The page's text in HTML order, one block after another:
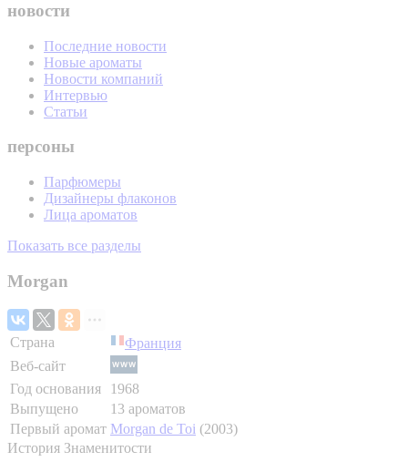
новости
Последние новости
Новые ароматы
Новости компаний
Интервью
Статьи
персоны
Парфюмеры
Дизайнеры флаконов
Лица ароматов
Показать все разделы
Morgan
Страна
Франция
Веб-сайт
Год основания
1968
Выпущено
13 ароматов
Первый аромат Morgan de Toi (2003)
История Знаменитости